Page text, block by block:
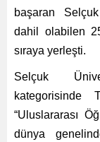
başaran
dahil olabilen
sıraya yerleşti.
Selçuk
kategorisinde
“Uluslararası
dünya